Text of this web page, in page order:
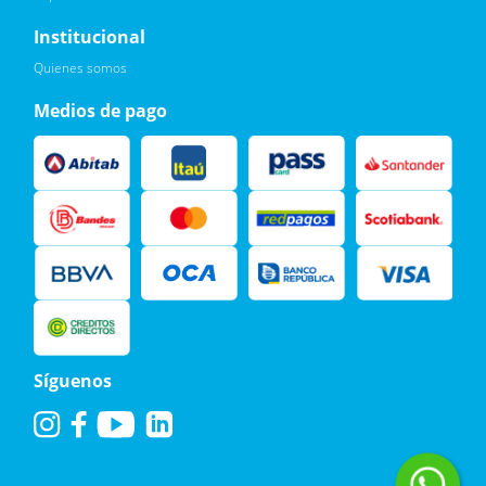
Leí, soy consciente de las condiciones para el tratamiento de
mis datos personales y doy mi consentimiento, tal y como se
Institucional
Quienes somos
Medios de pago
Síguenos